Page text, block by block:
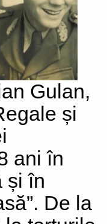
Gulan,
și
ani în
și în
De la